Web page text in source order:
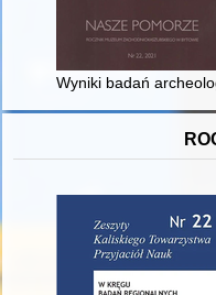
Wyniki badań